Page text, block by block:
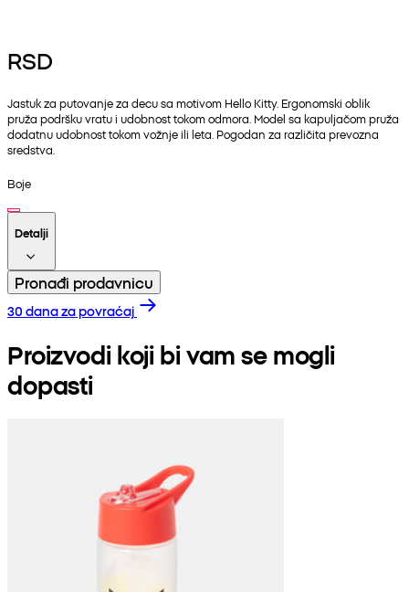
RSD
Jastuk za putovanje za decu sa motivom Hello Kitty. Ergonomski oblik
pruža podršku vratu i udobnost tokom odmora. Model sa kapuljačom pruža
dodatnu udobnost tokom vožnje ili leta. Pogodan za različita prevozna
sredstva.
Boje
Detalji
Pronađi prodavnicu
30 dana za povraćaj
Proizvodi koji bi vam se mogli
dopasti